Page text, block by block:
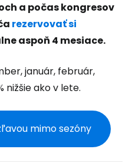
a počas kongresov
rezervovať si
aspoň 4 mesiace.
január, február,
nižšie ako v lete.
mimo sezóny